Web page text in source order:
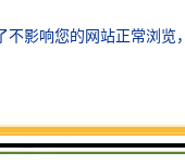
拆解废车、厂房
造大观，能切割